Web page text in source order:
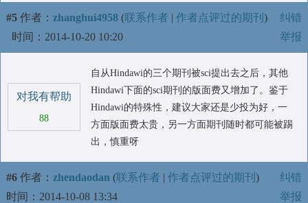
#5 作者： zhanghui4958 (联系作者 | 作者点评过的期刊 )
时间：2014-10-20 10:20
纠错
举报
对我有帮助
88
自从Hindawi的三个期刊被sci提出去之后，其他
Hindawi下面的sci期刊的版面费又增加了。鉴于
Hindawi的特殊性，建议大家还是少投为好，一
方面版面费太贵，另一方面期刊随时都可能被踢
出，慎重呀
#6 作者： zhendaodan (联系作者 | 作者点评过的期刊 )
时间：2014-10-08 13:34
纠错
举报